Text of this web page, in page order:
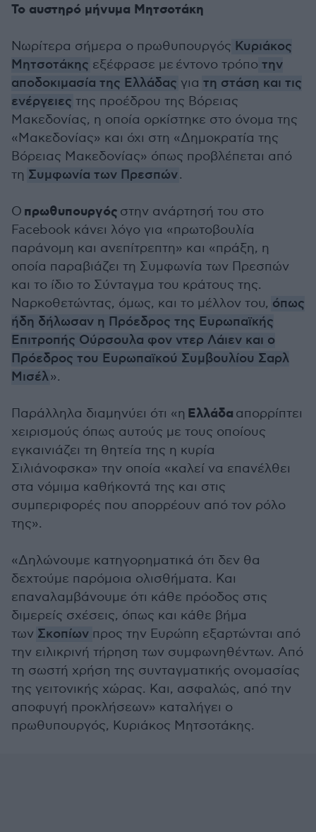
Το αυστηρό μήνυμα Μητσοτάκη
Νωρίτερα σήμερα ο πρωθυπουργός Κυριάκος
Μητσοτάκης εξέφρασε με έντονο τρόπο την
αποδοκιμασία της Ελλάδας για τη στάση και τις
ενέργειες της προέδρου της Βόρειας
Μακεδονίας, η οποία ορκίστηκε στο όνομα της
«Μακεδονίας» και όχι στη «Δημοκρατία της
Βόρειας Μακεδονίας» όπως προβλέπεται από
τη Συμφωνία των Πρεσπών.
Ο πρωθυπουργός στην ανάρτησή του στο
Facebook κάνει λόγο για «πρωτοβουλία
παράνομη και ανεπίτρεπτη» και «πράξη, η
οποία παραβιάζει τη Συμφωνία των Πρεσπών
και το ίδιο το Σύνταγμα του κράτους της.
Ναρκοθετώντας, όμως, και το μέλλον του, όπως
ήδη δήλωσαν η Πρόεδρος της Ευρωπαϊκής
Επιτροπής Ούρσουλα φον ντερ Λάιεν και ο
Πρόεδρος του Ευρωπαϊκού Συμβουλίου Σαρλ
Μισέλ».
Παράλληλα διαμηνύει ότι «η Ελλάδα απορρίπτει
χειρισμούς όπως αυτούς με τους οποίους
εγκαινιάζει τη θητεία της η κυρία
Σιλιάνοφσκα» την οποία «καλεί να επανέλθει
στα νόμιμα καθήκοντά της και στις
συμπεριφορές που απορρέουν από τον ρόλο
της».
«Δηλώνουμε κατηγορηματικά ότι δεν θα
δεχτούμε παρόμοια ολισθήματα. Και
επαναλαμβάνουμε ότι κάθε πρόοδος στις
διμερείς σχέσεις, όπως και κάθε βήμα
των Σκοπίων προς την Ευρώπη εξαρτώνται από
την ειλικρινή τήρηση των συμφωνηθέντων. Από
τη σωστή χρήση της συνταγματικής ονομασίας
της γειτονικής χώρας. Και, ασφαλώς, από την
αποφυγή προκλήσεων» καταλήγει ο
πρωθυπουργός, Κυριάκος Μητσοτάκης.